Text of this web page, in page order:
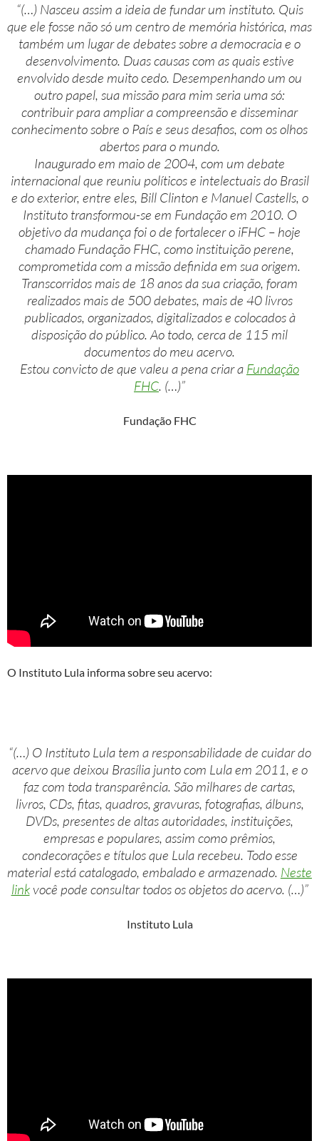
“(…) Nasceu assim a ideia de fundar um instituto. Quis
que ele fosse não só um centro de memória histórica, mas
também um lugar de debates sobre a democracia e o
desenvolvimento. Duas causas com as quais estive
envolvido desde muito cedo. Desempenhando um ou
outro papel, sua missão para mim seria uma só:
contribuir para ampliar a compreensão e disseminar
conhecimento sobre o País e seus desafios, com os olhos
abertos para o mundo.
Inaugurado em maio de 2004, com um debate
internacional que reuniu políticos e intelectuais do Brasil
e do exterior, entre eles, Bill Clinton e Manuel Castells, o
Instituto transformou-se em Fundação em 2010. O
objetivo da mudança foi o de fortalecer o iFHC – hoje
chamado Fundação FHC, como instituição perene,
comprometida com a missão definida em sua origem.
Transcorridos mais de 18 anos da sua criação, foram
realizados mais de 500 debates, mais de 40 livros
publicados, organizados, digitalizados e colocados à
disposição do público. Ao todo, cerca de 115 mil
documentos do meu acervo.
Estou convicto de que valeu a pena criar a Fundação
FHC. (…)”
Fundação FHC
O Instituto Lula informa sobre seu acervo:
“(…) O Instituto Lula tem a responsabilidade de cuidar do
acervo que deixou Brasília junto com Lula em 2011, e o
faz com toda transparência. São milhares de cartas,
livros, CDs, fitas, quadros, gravuras, fotografias, álbuns,
DVDs, presentes de altas autoridades, instituições,
empresas e populares, assim como prêmios,
condecorações e títulos que Lula recebeu. Todo esse
material está catalogado, embalado e armazenado. Neste
linkvocê pode consultar todos os objetos do acervo. (…)”
Instituto Lula